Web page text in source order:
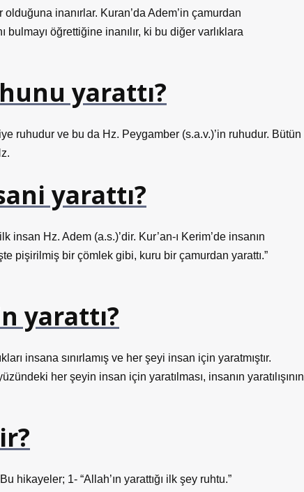
inanırlar. Kuran’da Adem’in çamurdan
bulmayı öğrettiğine inanılır, ki bu diğer varlıklara
yarattı?
ruhudur ve bu da Hz. Peygamber (s.a.v.)’in ruhudur. Bütün
yarattı?
Hz. Adem (a.s.)’dir. Kur’an-ı Kerim’de insanın
pişirilmiş bir çömlek gibi, kuru bir çamurdan yarattı.”
yarattı?
insana sınırlamış ve her şeyi insan için yaratmıştır.
her şeyin insan için yaratılması, insanın yaratılışının
hikayeler; 1- “Allah’ın yarattığı ilk şey ruhtu.”